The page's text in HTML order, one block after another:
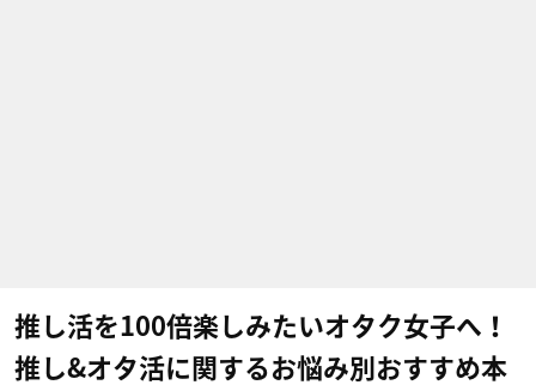
推し活を100倍楽しみたいオタク女子へ！
推し&オタ活に関するお悩み別おすすめ本